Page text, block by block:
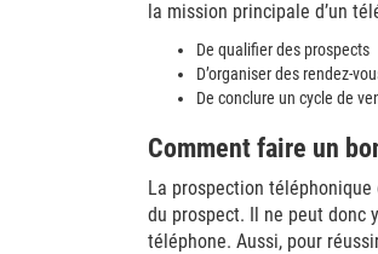
la mission principale d’un
De qualifier des prospects
D’organiser des rendez-
De conclure un cycle de
Comment faire un
La prospection
du prospect. Il ne peut donc
téléphone. Aussi, pour